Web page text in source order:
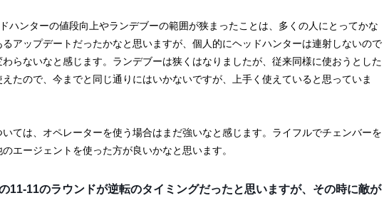
ハンターの値段向上やランデブーの範囲が狭まったことは、多くの人にとってかな
るアップデートだったかなと思いますが、個人的にヘッドハンターは連射しないので
らないなと感じます。ランデブーは狭くはなりましたが、従来同様に使おうとした
えたので、今までと同じ通りにはいかないですが、上手く使えていると思っていま
ては、オペレーターを使う場合はまだ強いなと感じます。ライフルでチェンバーを
エージェントを使った方が良いかなと思います。
11-11のラウンドが逆転のタイミングだったと思いますが、その時に敵が